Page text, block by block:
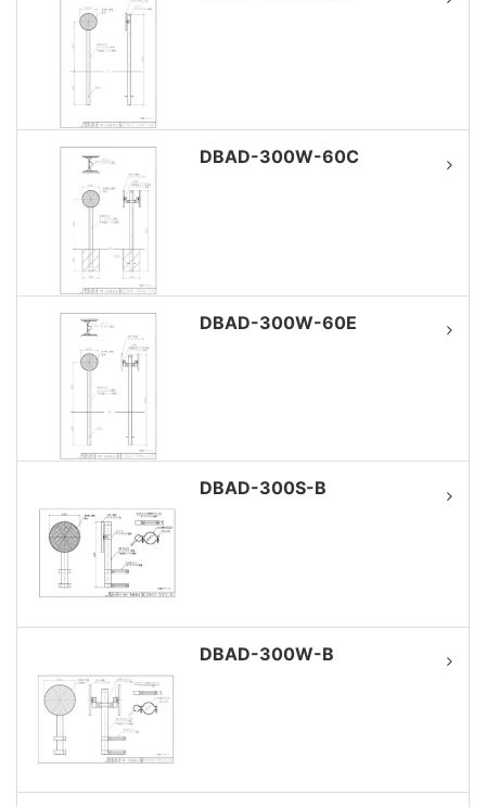
DBAD-300W-60C
DBAD-300W-60E
DBAD-300S-B
DBAD-300W-B